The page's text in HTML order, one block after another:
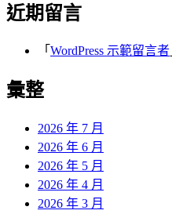
近期留言
「 WordPress 示範留言者
彙整
2026 年 7 月
2026 年 6 月
2026 年 5 月
2026 年 4 月
2026 年 3 月